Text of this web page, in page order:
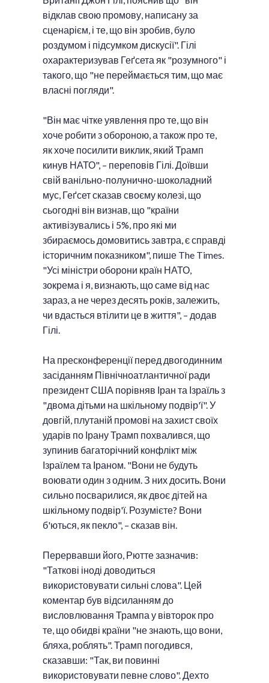
відклав свою промову, написану за
сценарієм, і те, що він зробив, було
роздумом і підсумком дискусії". Гілі
охарактеризував Геґсета як "розумного" і
такого, що "не переймається тим, що має
власні погляди".
"Він має чітке уявлення про те, що він
хоче робити з обороною, а також про те,
як хоче посилити виклик, який Трамп
кинув НАТО", – переповів Гілі. Доївши
свій ванільно-полунично-шоколадний
мус, Геґсет сказав своєму колезі, що
сьогодні він визнав, що "країни
активізувались і 5%, про які ми
збираємось домовитись завтра, є справді
історичним показником", пише The Times.
"Усі міністри оборони країн НАТО,
зокрема і я, визнають, що саме від нас
зараз, а не через десять років, залежить,
чи вдасться втілити це в життя", – додав
Гілі.
На пресконференції перед двогодинним
засіданням Північноатлантичної ради
президент США порівняв Іран та Ізраїль з
"двома дітьми на шкільному подвір'ї". У
довгій, плутаній промові на захист своїх
ударів по Ірану Трамп похвалився, що
зупинив багаторічний конфлікт між
Ізраїлем та Іраном. "Вони не будуть
воювати один з одним. З них досить. Вони
сильно посварилися, як двоє дітей на
шкільному подвір'ї. Розумієте? Вони
б'ються, як пекло", – сказав він.
Перервавши його, Рютте зазначив:
"Таткові іноді доводиться
використовувати сильні слова". Цей
коментар був відсиланням до
висловлювання Трампа у вівторок про
те, що обидві країни "не знають, що вони,
бляха, роблять". Трамп погодився,
сказавши: "Так, ви повинні
використовувати певне слово". Дехто